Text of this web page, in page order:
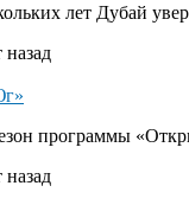
лет Дубай
программы